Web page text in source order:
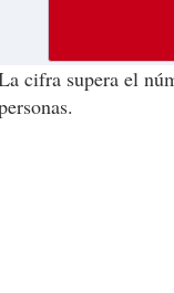
cifra supera el